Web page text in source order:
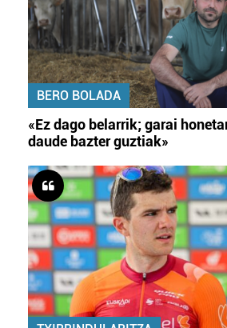
BERO BOLADA
«Ez dago belarrik; garai
daude bazter guztiak»